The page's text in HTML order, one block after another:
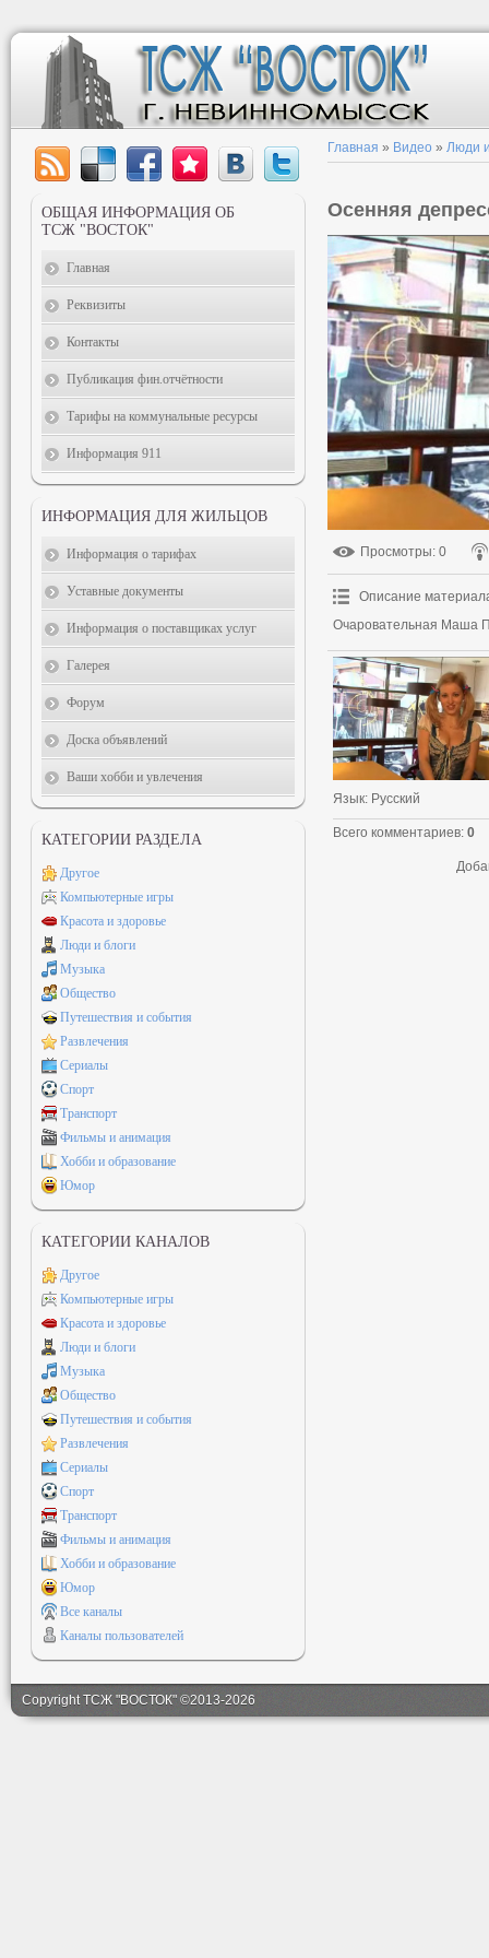
Главная » Видео » Люди
Осенняя
Просмотры: 0
Описание
Очаровательная Маша
Язык: Русский
Всего комментариев: 0
ОБЩАЯ ИНФОРМАЦИЯ ОБ
ТСЖ "ВОСТОК"
Главная
Реквизиты
Контакты
Публикация фин.отчётности
Тарифы на коммунальные ресурсы
Информация 911
ИНФОРМАЦИЯ ДЛЯ ЖИЛЬЦОВ
Информация о тарифах
Уставные документы
Информация о поставщиках услуг
Галерея
Форум
Доска объявлений
Ваши хобби и увлечения
КАТЕГОРИИ РАЗДЕЛА
Другое
Компьютерные игры
Красота и здоровье
Люди и блоги
Музыка
Общество
Путешествия и события
Развлечения
Сериалы
Спорт
Транспорт
Фильмы и анимация
Хобби и образование
Юмор
КАТЕГОРИИ КАНАЛОВ
Другое
Компьютерные игры
Красота и здоровье
Люди и блоги
Музыка
Общество
Путешествия и события
Развлечения
Сериалы
Спорт
Транспорт
Фильмы и анимация
Хобби и образование
Юмор
Все каналы
Каналы пользователей
Copyright ТСЖ "ВОСТОК" ©2013-2026